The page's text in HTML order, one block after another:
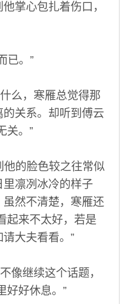
掌心包扎着伤口，
已。”
么，寒雁总觉得那
关系。却听到傅云
关。”
的脸色较之往常似
凛冽冰冷的样子
然不清楚，寒雁还
起来不太好，若是
大夫看看。”
像继续这个话题，
好好休息。”